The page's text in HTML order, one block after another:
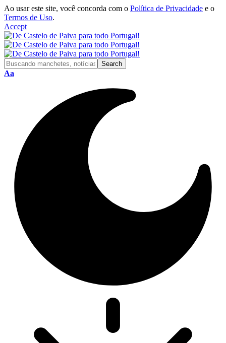
Ao usar este site, você concorda com o Política de Privacidade e o
Termos de Uso.
Accept
Font
Aa